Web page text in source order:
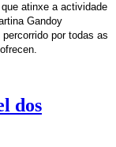
atinxe a actividade
Gandoy
por todas as
dos